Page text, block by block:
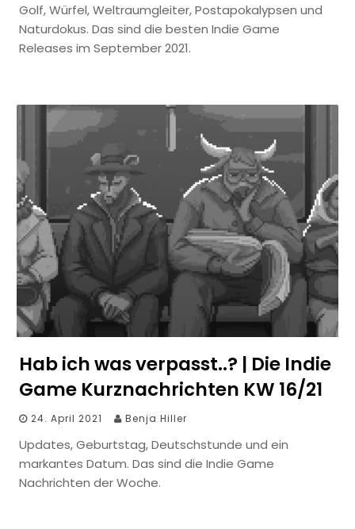
Golf, Würfel, Weltraumgleiter, Postapokalypsen und
Naturdokus. Das sind die besten Indie Game
Releases im September 2021.
Hab ich was verpasst..? | Die Indie
Game Kurznachrichten KW 16/21
24. April 2021 Benja Hiller
Updates, Geburtstag, Deutschstunde und ein
markantes Datum. Das sind die Indie Game
Nachrichten der Woche.